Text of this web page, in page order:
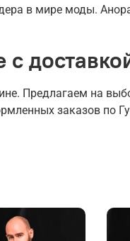
в мире моды.
Предлагаем на
заказов по